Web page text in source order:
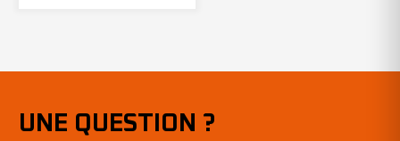
UNE QUESTION ?